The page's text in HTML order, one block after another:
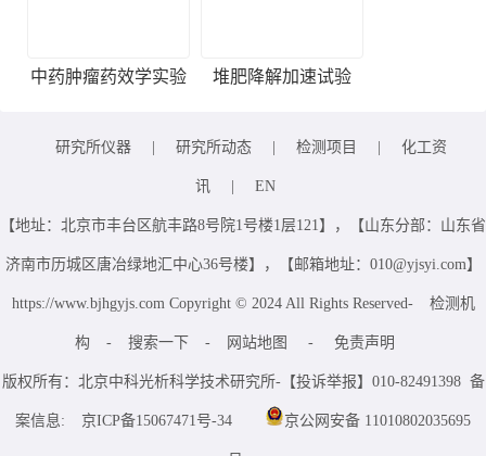
中药肿瘤药效学实验 堆肥降解加速试验
研究所仪器 研究所动态 检测项目 化工资
讯 EN
【地址：北京市丰台区航丰路8号院1号楼1层121】，【山东分部：山东省
济南市历城区唐冶绿地汇中心36号楼】，【邮箱地址：010@yjsyi.com】
https://www.bjhgyjs.com Copyright © 2024 All Rights Reserved- 检测机
构 - 搜索一下 - 网站地图 - 免责声明
版权所有：北京中科光析科学技术研究所-【投诉举报】010-82491398 备
案信息: 京ICP备15067471号-34 京公网安备 11010802035695